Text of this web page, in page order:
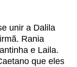
unir a Dalila
Rania
e Laila.
que eles